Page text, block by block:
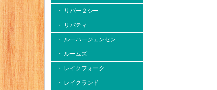
・ リバー２シー
・ リバティ
・ ルーハージェンセン
・ ルームズ
・ レイクフォーク
・ レイクランド